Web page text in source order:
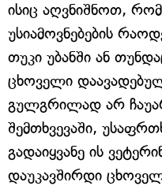
ისიც აღვნიშნოთ, რომ
უსიამოვნებების
თუკი უბანში ან
ცხოველი
გულგრილად არ
შემთხვევაში,
გადაიყვანე ის
დაუკავშირდი